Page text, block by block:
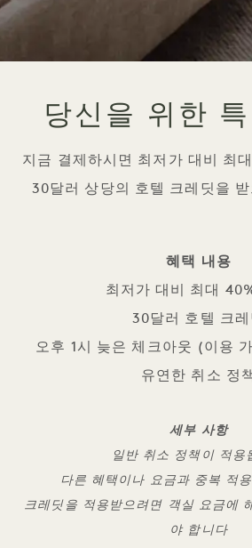
당신을 위한
지금 결제하시면 최저가 대비 최
30달러 상당의 호텔 크레딧을
혜택 내용
최저가 대비 최대
30달러 호텔 크레
오후 1시 늦은 체크아웃 (이용
유연한 취소 정
세부 사항
일반 취소 정책이 적용
다른 혜택이나 요금과 중복 적
크레딧을 적용받으려면 객실 요금에
야 합니다